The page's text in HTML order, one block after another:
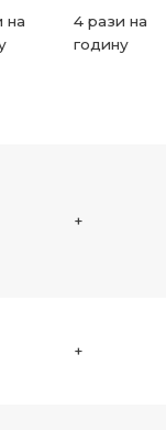
на
4 рази на
годину
+
+